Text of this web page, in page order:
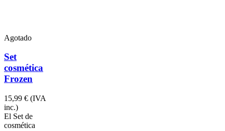
Agotado
Set
cosmética
Frozen
15,99 € (IVA
inc.)
El Set de
cosmética